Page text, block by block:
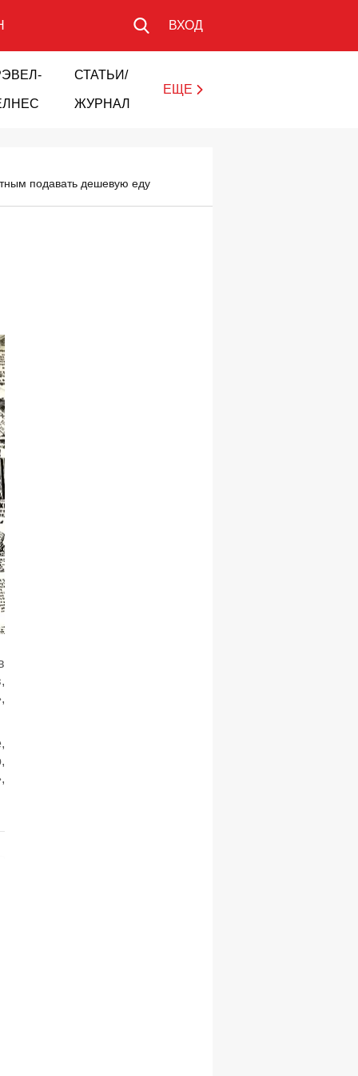
ВХОД
СТАТЬИ/
ЖУРНАЛ
ЕЩЕ
подавать дешевую еду